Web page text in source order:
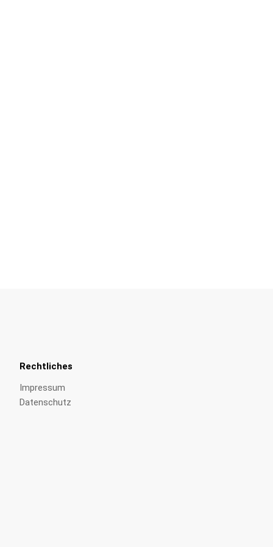
Rechtliches
Impressum
Datenschutz